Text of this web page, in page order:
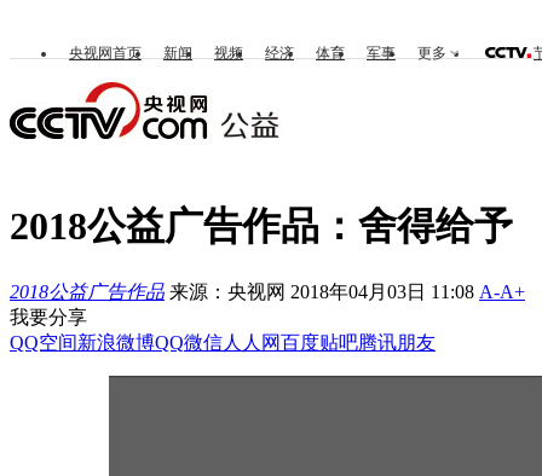
央视网首页 新闻 视频 经济 体育 军事 更多
2018公益广告作品：舍得给予
2018公益广告作品 来源：央视网 2018年04月03日 11:08 A-A+
我要分享
QQ空间新浪微博QQ微信人人网百度贴吧腾讯朋友